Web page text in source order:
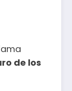
de los